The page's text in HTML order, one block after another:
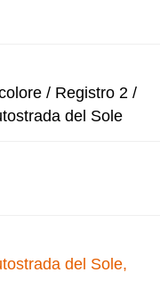
/ Registro 2 /
del Sole
del Sole,